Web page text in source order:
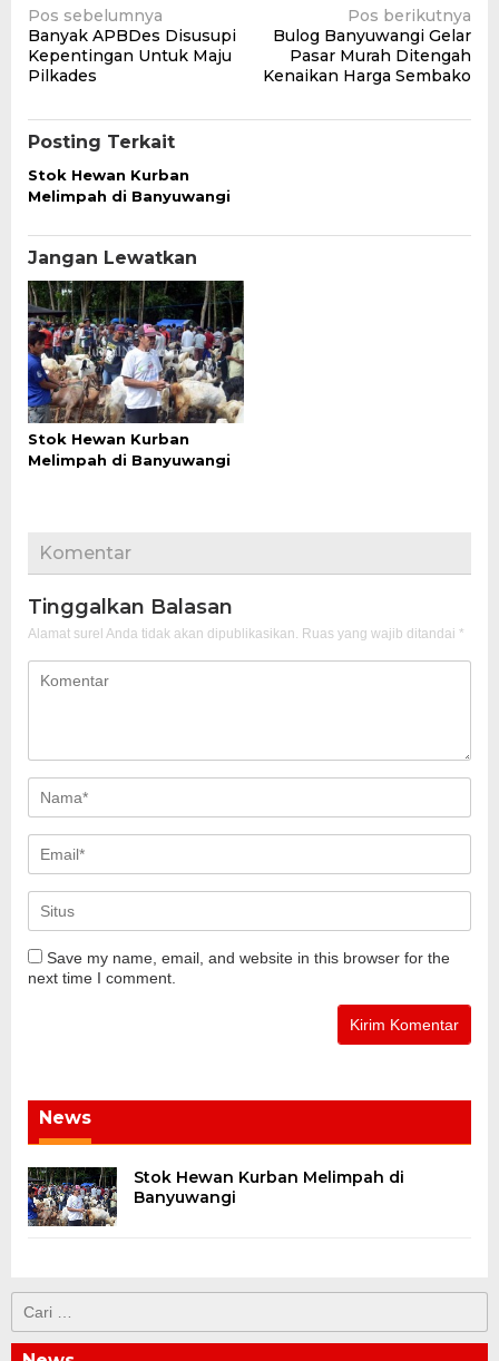
Navigasi
pos
Pos sebelumnya
Banyak APBDes Disusupi
Kepentingan Untuk Maju
Pilkades
Pos berikutnya
Bulog Banyuwangi Gelar
Pasar Murah Ditengah
Kenaikan Harga Sembako
Posting Terkait
Stok Hewan Kurban
Melimpah di Banyuwangi
Jangan Lewatkan
Stok Hewan Kurban
Melimpah di Banyuwangi
Komentar
Tinggalkan Balasan
Alamat surel Anda tidak akan dipublikasikan. Ruas yang wajib ditandai *
Save my name, email, and website in this browser for the
next time I comment.
News
Stok Hewan Kurban Melimpah di
Banyuwangi
untuk: